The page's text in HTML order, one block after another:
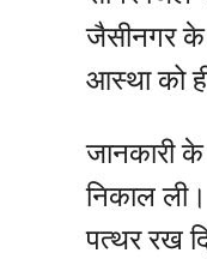
जैसीनगर के
आस्था को
जानकारी
निकाल
पत्थर रख